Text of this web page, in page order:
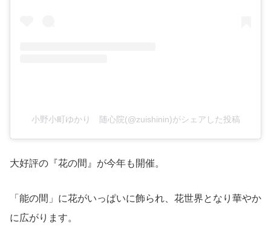
小野小町ゆかり 随心院(@zuishinin)がシェアした投稿
大好評の『花の間』が今年も開催。
「能の間」に花がいっぱいに飾られ、花世界となり華やか
に広がります。